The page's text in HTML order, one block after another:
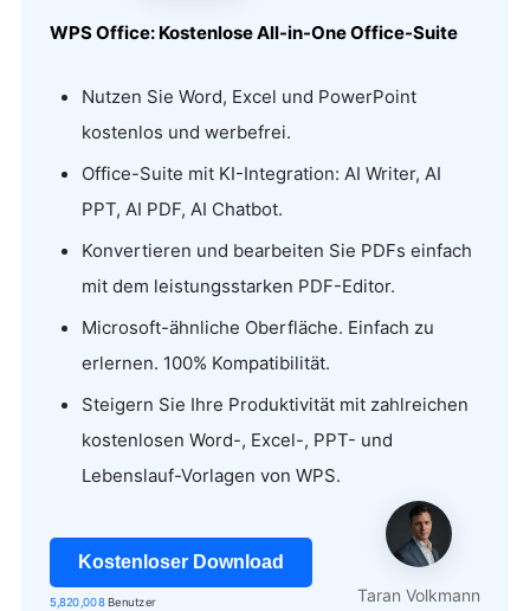
WPS Office: Kostenlose All-in-One Office-Suite
Nutzen Sie Word, Excel und PowerPoint
kostenlos und werbefrei.
Office-Suite mit KI-Integration: AI Writer, AI
PPT, AI PDF, AI Chatbot.
Konvertieren und bearbeiten Sie PDFs einfach
mit dem leistungsstarken PDF-Editor.
Microsoft-ähnliche Oberfläche. Einfach zu
erlernen. 100% Kompatibilität.
Steigern Sie Ihre Produktivität mit zahlreichen
kostenlosen Word-, Excel-, PPT- und
Lebenslauf-Vorlagen von WPS.
Kostenloser Download
5,820,008Benutzer Taran Volkmann